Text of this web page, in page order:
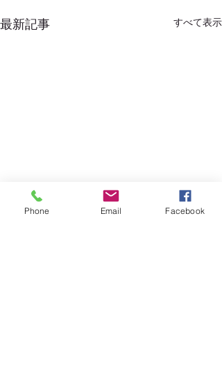
最新記事 すべて表示
Phone Email Facebook